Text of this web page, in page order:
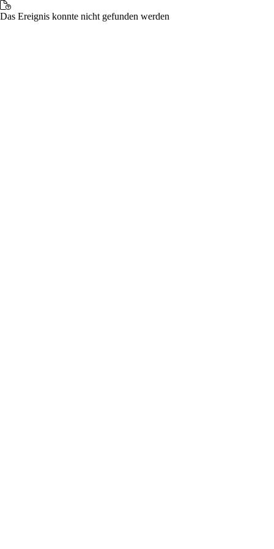
Das Ereignis konnte nicht gefunden werden